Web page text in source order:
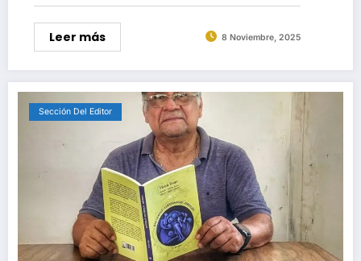
Leer más 8 Noviembre, 2025
Sección Del Editor